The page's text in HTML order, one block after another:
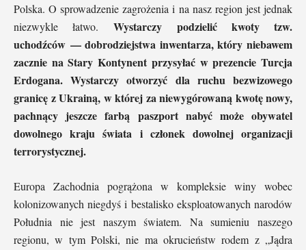
Polska. O sprowadzenie zagrożenia i na nasz region jest jednak
niezwykle łatwo.Wystarczy podzielić kwoty tzw.
uchodźców — dobrodziejstwa inwentarza, który niebawem
zacznie na Stary Kontynent przysyłać w prezencie Turcja
Erdogana. Wystarczy otworzyć dla ruchu bezwizowego
granicę z Ukrainą, w której za niewygórowaną kwotę nowy,
pachnący jeszcze farbą paszport nabyć może obywatel
dowolnego kraju świata i członek dowolnej organizacji
terrorystycznej.
Europa Zachodnia pogrążona w kompleksie winy wobec
kolonizowanych niegdyś i bestalisko eksploatowanych narodów
Południa nie jest naszym światem. Na sumieniu naszego
regionu, w tym Polski, nie ma okrucieństw rodem z „Jądra